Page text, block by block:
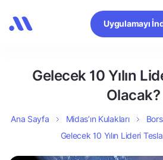
Uygulamayı
Gelecek 10 Yılın
Olacak?
Ana Sayfa Midas’ın Kulakları
Gelecek 10 Yılın Lideri